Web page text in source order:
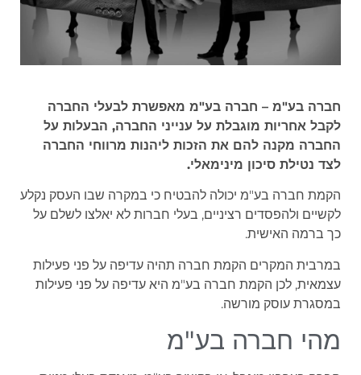
חברה בע"מ – חברה בע"מ מאפשרת לבעלי החברה
לקבל אחריות מוגבלת על ענייני החברה, הבעלות על
החברה מקנה להם את הזכות ליהנות מרווחי החברה
לצד נטילת סיכון מינימאלי.
הקמת חברה בע"מ יכולה להבטיח כי במקרה שבו העסק נקלע
לקשיים ולהפסדים רציניים, בעלי חברות לא יאלצו לשלם על
כך ברמה האישית.
במרבית המקרים הקמת חברה תהיה עדיפה על פני פעילות
עצמאית, לכן הקמת חברה בע"מ היא עדיפה על פני פעילות
במסגרת עוסק מורשה.
מהי חברה בע"מ